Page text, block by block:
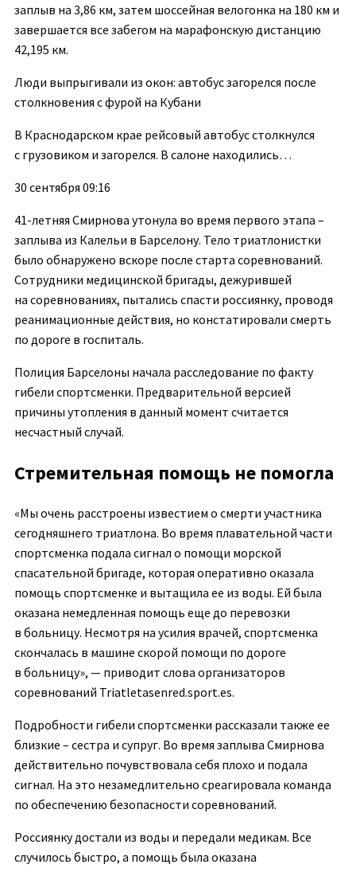
заплыв на 3,86 км, затем шоссейная велогонка на 180 км и
завершается все забегом на марафонскую дистанцию
42,195 км.
Люди выпрыгивали из окон: автобус загорелся после
столкновения с фурой на Кубани
В Краснодарском крае рейсовый автобус столкнулся
с грузовиком и загорелся. В салоне находились…
30 сентября 09:16
41-летняя Смирнова утонула во время первого этапа –
заплыва из Калельи в Барселону. Тело триатлонистки
было обнаружено вскоре после старта соревнований.
Сотрудники медицинской бригады, дежурившей
на соревнованиях, пытались спасти россиянку, проводя
реанимационные действия, но констатировали смерть
по дороге в госпиталь.
Полиция Барселоны начала расследование по факту
гибели спортсменки. Предварительной версией
причины утопления в данный момент считается
несчастный случай.
Стремительная помощь не помогла
«Мы очень расстроены известием о смерти участника
сегодняшнего триатлона. Во время плавательной части
спортсменка подала сигнал о помощи морской
спасательной бригаде, которая оперативно оказала
помощь спортсменке и вытащила ее из воды. Ей была
оказана немедленная помощь еще до перевозки
в больницу. Несмотря на усилия врачей, спортсменка
скончалась в машине скорой помощи по дороге
в больницу», — приводит слова организаторов
соревнований Triatletasenred.sport.es.
Подробности гибели спортсменки рассказали также ее
близкие – сестра и супруг. Во время заплыва Смирнова
действительно почувствовала себя плохо и подала
сигнал. На это незамедлительно среагировала команда
по обеспечению безопасности соревнований.
Россиянку достали из воды и передали медикам. Все
случилось быстро, а помощь была оказана